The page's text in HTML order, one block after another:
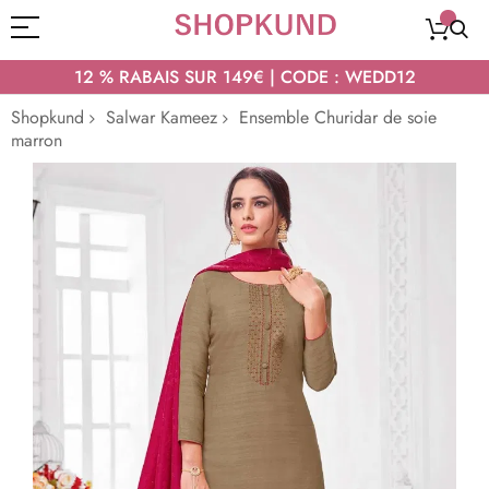
12 % RABAIS SUR 149€ | CODE : WEDD12
Shopkund
Salwar Kameez
Ensemble Churidar de soie
marron
la
fin
galerie